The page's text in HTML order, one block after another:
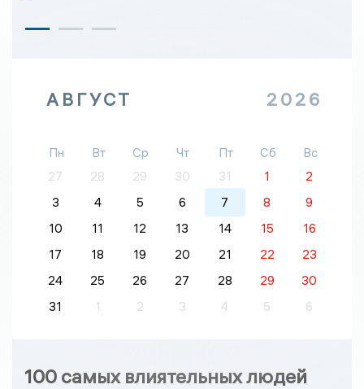
АВГУСТ 2026
Пн Вт Ср Чт Пт Сб
Вс
27
28 29 30 31 1
2
3
4 5 6 7 8
9
10
11 12 13 14 15
16
17
18 19 20 21 22
23
24
25 26 27 28 29
30
31
1 2 3 4 5 6
100 самых влиятельных людей